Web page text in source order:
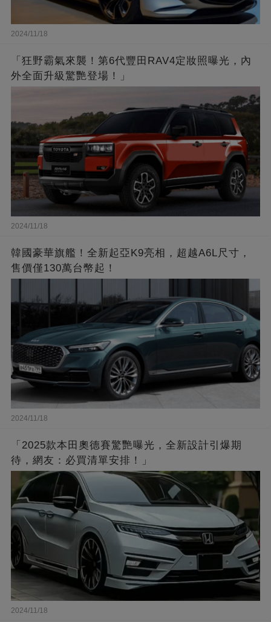
2024/11/18
「狂野霸氣來襲！第6代豐田RAV4定妝照曝光，內
外全面升級驚艷登場！」
2024/11/18
韓國豪華旗艦！全新起亞K9亮相，超越A6L尺寸，
售價僅130萬台幣起！
2024/11/18
「2025款本田奧德賽驚艷曝光，全新設計引爆期
待，網友：必買清單安排！」
2024/11/18